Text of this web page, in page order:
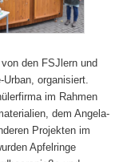
den FSJlern und
organisiert.
im Rahmen
dem Angela-
Projekten im
Apfelringe